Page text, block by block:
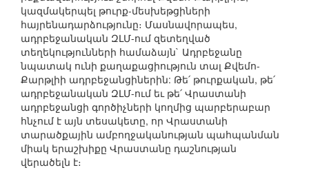
կազմակերպել թուրք-մեսխեթցիների
հայրենադարձությունը։ Մասնավորապես,
ադրբեջանական ԶԼՄ-ում զետեղված
տեղեկությունների համաձայն` Ադրբեջանը
նպատակ ունի քաղաքացիություն տալ Քվեմո-
Քարթլիի ադրբեջանցիներին: Թե՛ թուրքական, թե՛
ադրբեջանական ԶԼՄ-ում եւ թե՛ Վրաստանի
ադրբեջանցի գործիչների կողմից պարբերաբար
հնչում է այն տեսակետը, որ Վրաստանի
տարածքային ամբողջականության պահպանման
միակ երաշխիքը Վրաստանը դաշնության
վերածելն է։